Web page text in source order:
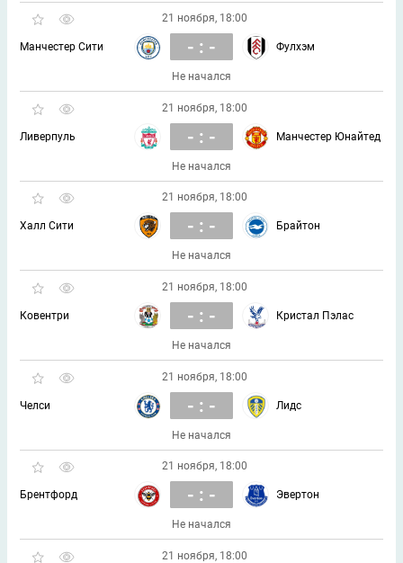
21 ноября, 18:00
Манчестер Сити - : - Фулхэм
Не начался
21 ноября, 18:00
Ливерпуль - : - Манчестер Юнайтед
Не начался
21 ноября, 18:00
Халл Сити - : - Брайтон
Не начался
21 ноября, 18:00
Ковентри - : - Кристал Пэлас
Не начался
21 ноября, 18:00
Челси - : - Лидс
Не начался
21 ноября, 18:00
Брентфорд - : - Эвертон
Не начался
21 ноября, 18:00